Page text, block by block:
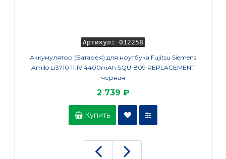
Артикул: 012258
Аккумулятор (Батарея) для ноутбука Fujitsu Siemens
Amilo Li3710 11.1V 4400mAh SQU-809 REPLACEMENT
черная
2 739 ₽
Купить